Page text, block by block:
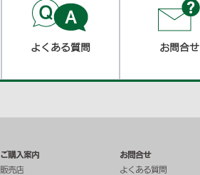
よくある質問 お問合せ
ご購入案内
販売店
お問合せ
よくある質問